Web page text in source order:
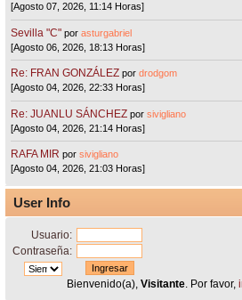
[Agosto 07, 2026, 11:14 Horas]
Sevilla "C"porasturgabriel
[Agosto 06, 2026, 18:13 Horas]
Re: FRAN GONZÁLEZ pordrodgom
[Agosto 04, 2026, 22:33 Horas]
Re: JUANLU SÁNCHEZ porsivigliano
[Agosto 04, 2026, 21:14 Horas]
RAFA MIR porsivigliano
[Agosto 04, 2026, 21:03 Horas]
User Info
Usuario:
Contraseña:
Bienvenido(a), Visitante. Por favor,